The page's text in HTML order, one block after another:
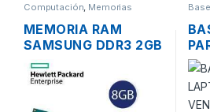
Computación, Memorias
MEMORIA RAM
SAMSUNG DDR3 2GB
PC3-12800 1600MHZ
PARA PC